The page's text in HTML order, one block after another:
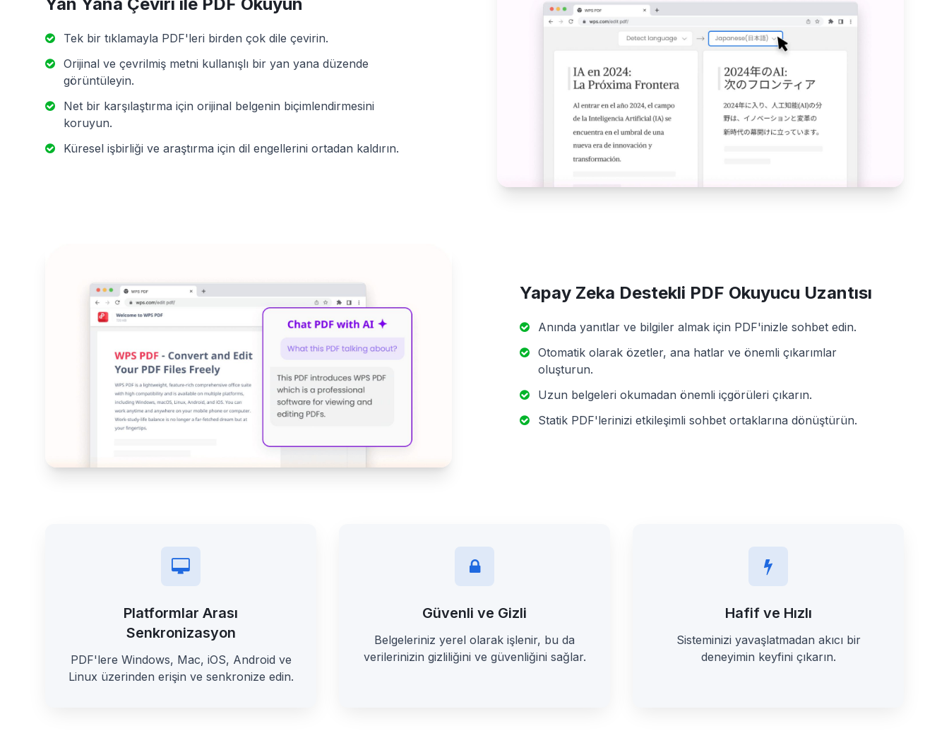
Tek bir tıklamayla PDF'leri birden çok dile çevirin.
Orijinal ve çevrilmiş metni kullanışlı bir yan yana düzende
görüntüleyin.
Net bir karşılaştırma için orijinal belgenin biçimlendirmesini
koruyun.
Küresel işbirliği ve araştırma için dil engellerini ortadan kaldırın.
Yapay Zeka Destekli PDF Okuyucu Uzantısı
Anında yanıtlar ve bilgiler almak için PDF'inizle sohbet edin.
Otomatik olarak özetler, ana hatlar ve önemli çıkarımlar
oluşturun.
Uzun belgeleri okumadan önemli içgörüleri çıkarın.
Statik PDF'lerinizi etkileşimli sohbet ortaklarına dönüştürün.
Platformlar Arası
Senkronizasyon
PDF'lere Windows, Mac, iOS, Android ve
Linux üzerinden erişin ve senkronize edin.
Güvenli ve Gizli
Belgeleriniz yerel olarak işlenir, bu da
verilerinizin gizliliğini ve güvenliğini sağlar.
Hafif ve Hızlı
Sisteminizi yavaşlatmadan akıcı bir
deneyimin keyfini çıkarın.